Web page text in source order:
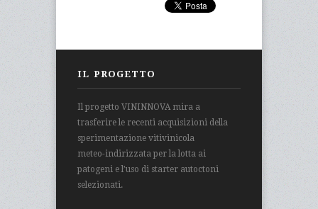
IL PROGETTO
Il progetto VININNOVA mira a
trasferire le recenti acquisizioni della
sperimentazione vitivinicola
meteo-indirizzata per la lotta ai
patogeni e l’uso di starter autoctoni
selezionati.